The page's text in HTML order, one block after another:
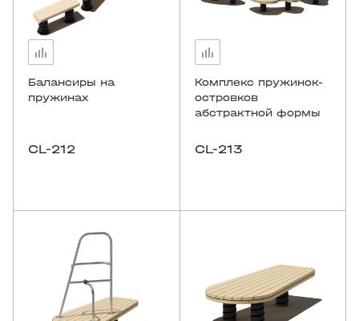
Балансиры на
пружинах
CL-212
Комплекс пружинок-
островков
абстрактной формы
CL-213